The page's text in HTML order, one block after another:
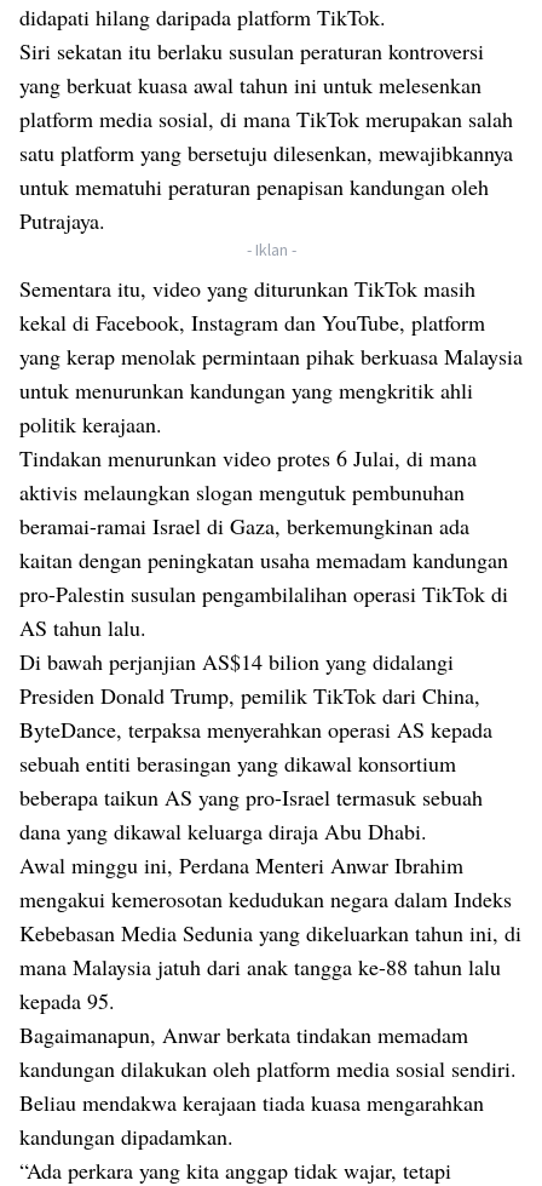
didapati hilang daripada platform TikTok.
Siri sekatan itu berlaku susulan peraturan kontroversi
yang berkuat kuasa awal tahun ini untuk melesenkan
platform media sosial, di mana TikTok merupakan salah
satu platform yang bersetuju dilesenkan, mewajibkannya
untuk mematuhi peraturan penapisan kandungan oleh
Putrajaya.
- Iklan -
Sementara itu, video yang diturunkan TikTok masih
kekal di Facebook, Instagram dan YouTube, platform
yang kerap menolak permintaan pihak berkuasa Malaysia
untuk menurunkan kandungan yang mengkritik ahli
politik kerajaan.
Tindakan menurunkan video protes 6 Julai, di mana
aktivis melaungkan slogan mengutuk pembunuhan
beramai-ramai Israel di Gaza, berkemungkinan ada
kaitan dengan peningkatan usaha memadam kandungan
pro-Palestin susulan pengambilalihan operasi TikTok di
AS tahun lalu.
Di bawah perjanjian AS$14 bilion yang didalangi
Presiden Donald Trump, pemilik TikTok dari China,
ByteDance, terpaksa menyerahkan operasi AS kepada
sebuah entiti berasingan yang dikawal konsortium
beberapa taikun AS yang pro-Israel termasuk sebuah
dana yang dikawal keluarga diraja Abu Dhabi.
Awal minggu ini, Perdana Menteri Anwar Ibrahim
mengakui kemerosotan kedudukan negara dalam Indeks
Kebebasan Media Sedunia yang dikeluarkan tahun ini, di
mana Malaysia jatuh dari anak tangga ke-88 tahun lalu
kepada 95.
Bagaimanapun, Anwar berkata tindakan memadam
kandungan dilakukan oleh platform media sosial sendiri.
Beliau mendakwa kerajaan tiada kuasa mengarahkan
kandungan dipadamkan.
“Ada perkara yang kita anggap tidak wajar, tetapi